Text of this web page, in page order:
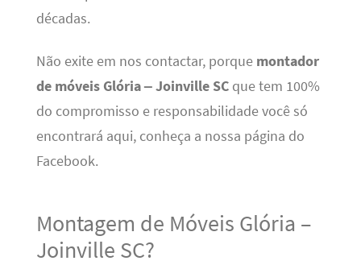
décadas.
Não exite em nos contactar, porque montador
de móveis Glória – Joinville SCque tem 100%
do compromisso e responsabilidade você só
encontrará aqui, conheça a nossa página do
Facebook.
Montagem de Móveis Glória –
Joinville SC?